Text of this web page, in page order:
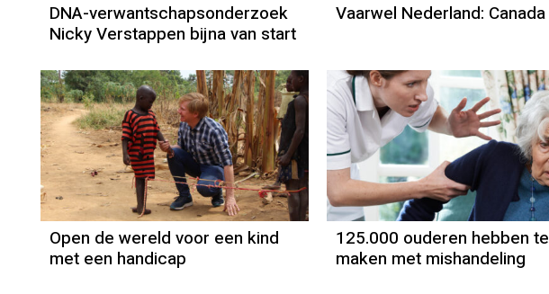
DNA-verwantschapsonderzoek
Nicky Verstappen bijna van start
Vaarwel Nederland: Canada
Open de wereld voor een kind
met een handicap
125.000 ouderen hebben te
maken met mishandeling